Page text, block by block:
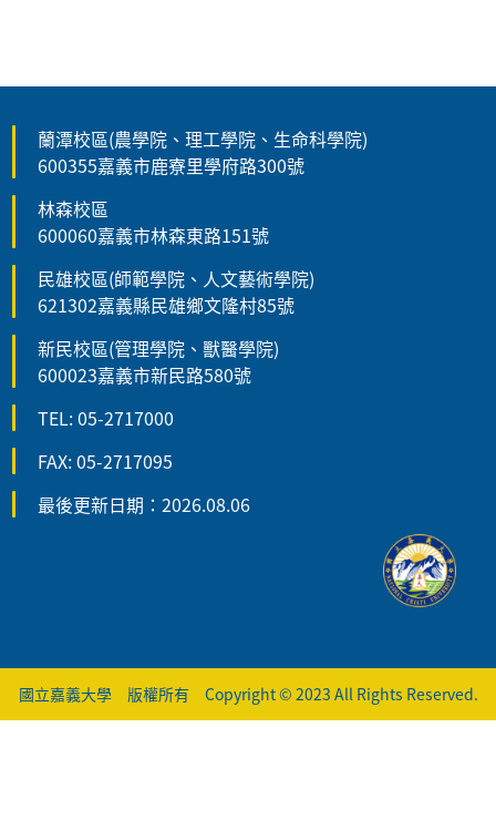
蘭潭校區(農學院、理工學院、生命科學院)
600355嘉義市鹿寮里學府路300號
林森校區
600060嘉義市林森東路151號
民雄校區(師範學院、人文藝術學院)
621302嘉義縣民雄鄉文隆村85號
新民校區(管理學院、獸醫學院)
600023嘉義市新民路580號
TEL: 05-2717000
FAX: 05-2717095
最後更新日期：2026.08.06
國立嘉義大學 版權所有 Copyright © 2023 All Rights Reserved.